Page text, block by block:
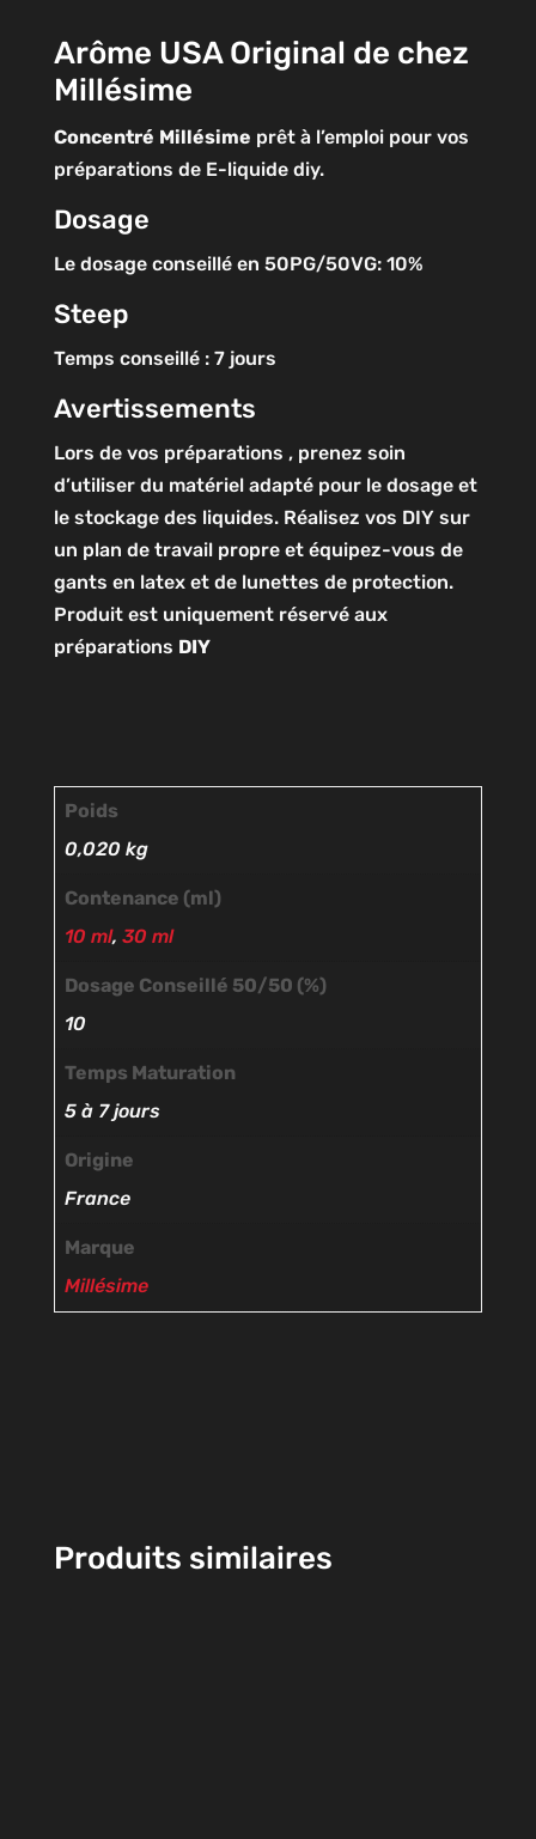
Arôme USA Original de chez
Millésime
Concentré Millésime prêt à l’emploi pour vos
préparations de E-liquide diy.
Dosage
Le dosage conseillé en 50PG/50VG: 10%
Steep
Temps conseillé : 7 jours
Avertissements
Lors de vos préparations , prenez soin
d’utiliser du matériel adapté pour le dosage et
le stockage des liquides. Réalisez vos DIY sur
un plan de travail propre et équipez-vous de
gants en latex et de lunettes de protection.
Produit est uniquement réservé aux
préparations DIY
Poids
0,020 kg
Contenance (ml)
10 ml, 30 ml
Dosage Conseillé 50/50 (%)
10
Temps Maturation
5 à 7 jours
Origine
France
Marque
Millésime
Produits similaires